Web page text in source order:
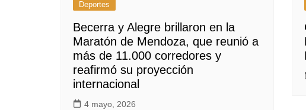
Deportes
Becerra y Alegre brillaron en la
Maratón de Mendoza, que reunió a
más de 11.000 corredores y
reafirmó su proyección
internacional
4 mayo, 2026